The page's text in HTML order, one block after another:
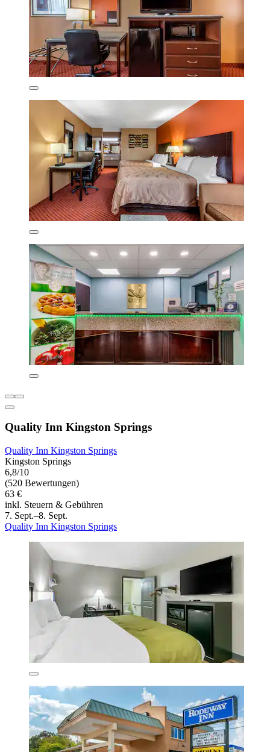
Quality Inn Kingston Springs
Quality Inn Kingston Springs
Kingston Springs
6,8/10
(520 Bewertungen)
63 €
inkl. Steuern & Gebühren
7. Sept.–8. Sept.
Quality Inn Kingston Springs